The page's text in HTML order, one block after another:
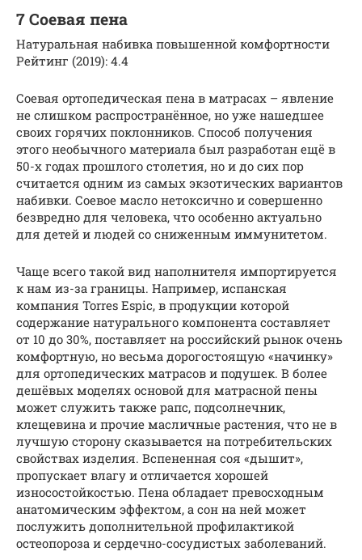
7 Соевая пена
Натуральная набивка повышенной комфортности
Рейтинг (2019): 4.4
Соевая ортопедическая пена в матрасах – явление
не слишком распространённое, но уже нашедшее
своих горячих поклонников. Способ получения
этого необычного материала был разработан ещё в
50-х годах прошлого столетия, но и до сих пор
считается одним из самых экзотических вариантов
набивки. Соевое масло нетоксично и совершенно
безвредно для человека, что особенно актуально
для детей и людей со сниженным иммунитетом.
Чаще всего такой вид наполнителя импортируется
к нам из-за границы. Например, испанская
компания Torres Espic, в продукции которой
содержание натурального компонента составляет
от 10 до 30%, поставляет на российский рынок очень
комфортную, но весьма дорогостоящую «начинку»
для ортопедических матрасов и подушек. В более
дешёвых моделях основой для матрасной пены
может служить также рапс, подсолнечник,
клещевина и прочие масличные растения, что не в
лучшую сторону сказывается на потребительских
свойствах изделия. Вспененная соя «дышит»,
пропускает влагу и отличается хорошей
износостойкостью. Пена обладает превосходным
анатомическим эффектом, а сон на ней может
послужить дополнительной профилактикой
остеопороза и сердечно-сосудистых заболеваний.